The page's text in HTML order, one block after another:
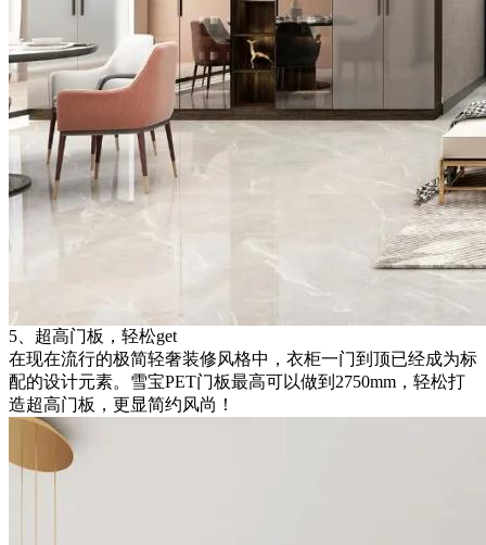
5、超高门板，轻松get
在现在流行的极简轻奢装修风格中，衣柜一门到顶已经成为标
配的设计元素。雪宝PET门板最高可以做到2750mm，轻松打
造超高门板，更显简约风尚！